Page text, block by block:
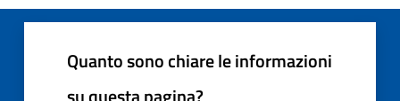
Quanto sono chiare le informazioni